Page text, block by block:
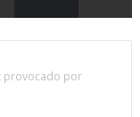
provocado por